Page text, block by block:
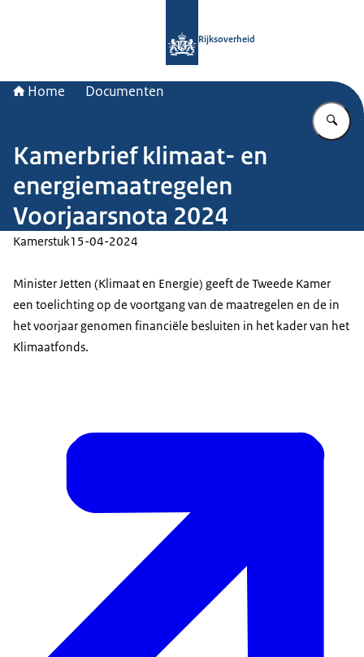
Rijksoverheid
Home Documenten
Kamerbrief klimaat- en
energiemaatregelen
Voorjaarsnota 2024
Kamerstuk15-04-2024
Minister Jetten (Klimaat en Energie) geeft de Tweede Kamer
een toelichting op de voortgang van de maatregelen en de in
het voorjaar genomen financiële besluiten in het kader van het
Klimaatfonds.